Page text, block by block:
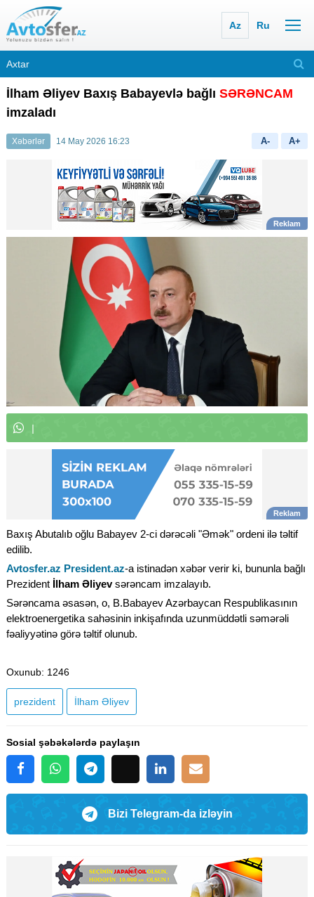
Az Ru
İlham Əliyev Baxış Babayevlə bağlı SƏRƏNCAM
imzaladı
Xəbərlər 14 May 2026 16:23 A- A+
W
Baxış Abutalıb oğlu Babayev 2-ci dərəcəli "Əmək" ordeni ilə təltif
edilib.
Avtosfer.az President.az-a istinadən xəbər verir ki, bununla bağlı
Prezident İlham Əliyevsərəncam imzalayıb.
Sərəncama əsasən, o, B.Babayev Azərbaycan Respublikasının
elektroenergetika sahəsinin inkişafında uzunmüddətli səmərəli
fəaliyyətinə görə təltif olunub.
Oxunub: 1246
prezident İlham Əliyev
Sosial şəbəkələrdə paylaşın
Bizi Telegram-da izləyin